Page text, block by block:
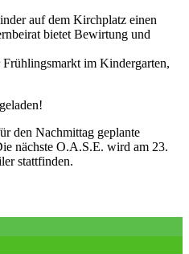
auf dem Kirchplatz einen
bietet Bewirtung und
im Kindergarten,
den Nachmittag geplante
nächste O.A.S.E. wird am 23.
stattfinden.